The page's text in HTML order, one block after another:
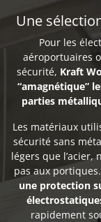
Une
Pour les
aéroportuaires
sécurité, Kraft
“amagnétique”
parties
Les matériaux
sécurité sans
légers que
pas aux portiques.
une protection
rapidement